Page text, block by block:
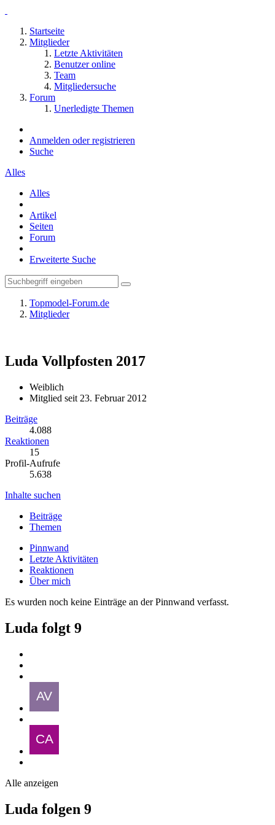
Startseite
Mitglieder
Letzte Aktivitäten
Benutzer online
Team
Mitgliedersuche
Forum
Unerledigte Themen
Anmelden oder registrieren
Suche
Alles
Alles
Artikel
Seiten
Forum
Erweiterte Suche
Topmodel-Forum.de
Mitglieder
Luda Vollpfosten 2017
Weiblich
Mitglied seit 23. Februar 2012
Beiträge
4.088
Reaktionen
15
Profil-Aufrufe
5.638
Inhalte suchen
Beiträge
Themen
Pinnwand
Letzte Aktivitäten
Reaktionen
Über mich
Es wurden noch keine Einträge an der Pinnwand verfasst.
Luda folgt 9
Alle anzeigen
Luda folgen 9